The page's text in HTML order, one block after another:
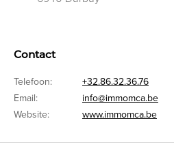
Contact
Telefoon:
+32.86.32.36.76
Email:
info@immomca.be
Website:
www.immomca.be